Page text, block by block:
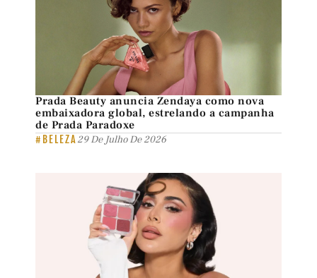
Prada Beauty anuncia Zendaya como nova
embaixadora global, estrelando a campanha
de Prada Paradoxe
#BELEZA29 De Julho De 2026